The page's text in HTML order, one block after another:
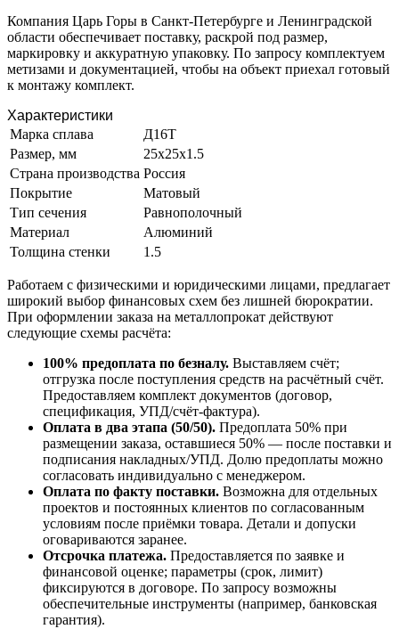
Компания Царь Горы в Санкт-Петербурге и Ленинградской
области обеспечивает поставку, раскрой под размер,
маркировку и аккуратную упаковку. По запросу комплектуем
метизами и документацией, чтобы на объект приехал готовый
к монтажу комплект.
Характеристики
Марка сплава
Д16Т
Размер, мм
25х25х1.5
Страна производства Россия
Покрытие
Матовый
Тип сечения
Равнополочный
Материал
Алюминий
Толщина стенки
1.5
Работаем с физическими и юридическими лицами, предлагает
широкий выбор финансовых схем без лишней бюрократии.
При оформлении заказа на металлопрокат действуют
следующие схемы расчёта:
100% предоплата по безналу. Выставляем счёт;
отгрузка после поступления средств на расчётный счёт.
Предоставляем комплект документов (договор,
спецификация, УПД/счёт-фактура).
Оплата в два этапа (50/50). Предоплата 50% при
размещении заказа, оставшиеся 50% — после поставки и
подписания накладных/УПД. Долю предоплаты можно
согласовать индивидуально с менеджером.
Оплата по факту поставки. Возможна для отдельных
проектов и постоянных клиентов по согласованным
условиям после приёмки товара. Детали и допуски
оговариваются заранее.
Отсрочка платежа. Предоставляется по заявке и
финансовой оценке; параметры (срок, лимит)
фиксируются в договоре. По запросу возможны
обеспечительные инструменты (например, банковская
гарантия).